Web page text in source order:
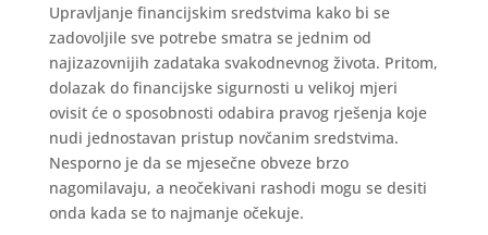
Upravljanje financijskim sredstvima kako bi se
zadovoljile sve potrebe smatra se jednim od
najizazovnijih zadataka svakodnevnog života. Pritom,
dolazak do financijske sigurnosti u velikoj mjeri
ovisit će o sposobnosti odabira pravog rješenja koje
nudi jednostavan pristup novčanim sredstvima.
Nesporno je da se mjesečne obveze brzo
nagomilavaju, a neočekivani rashodi mogu se desiti
onda kada se to najmanje očekuje.